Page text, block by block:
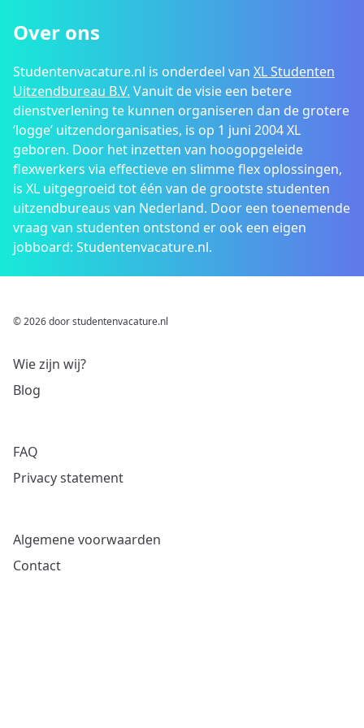
Over ons
Studentenvacature.nl is onderdeel van XL Studenten
Uitzendbureau B.V. Vanuit de visie een betere
dienstverlening te kunnen organiseren dan de grotere
‘logge’ uitzendorganisaties, is op 1 juni 2004 XL
geboren. Door het inzetten van hoogopgeleide
flexwerkers via effectieve en slimme flex oplossingen,
is XL uitgegroeid tot één van de grootste studenten
uitzendbureaus van Nederland. Door een toenemende
vraag van studenten ontstond er ook een eigen
jobboard: Studentenvacature.nl.
© 2026 door studentenvacature.nl
Wie zijn wij?
Blog
FAQ
Privacy statement
Algemene voorwaarden
Contact